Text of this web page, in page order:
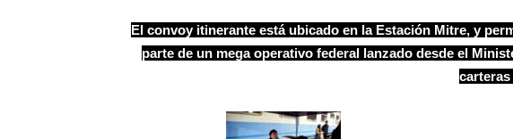
El convoy itinerante está ubicado en la Estación Mitre, y
parte de un mega operativo federal lanzado desde el